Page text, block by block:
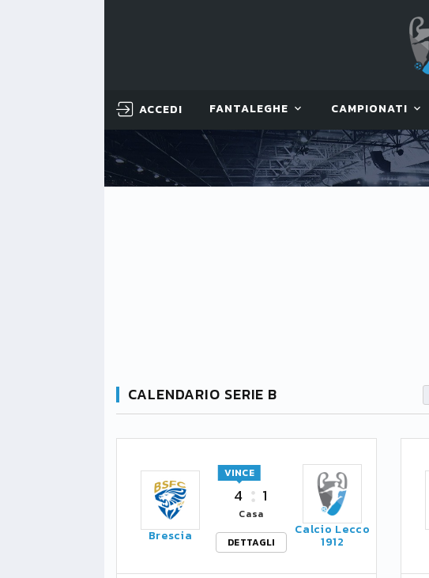
ACCEDI FANTALEGHE CAMPIONATI
CALENDARIO SERIE B
Brescia
4
VINCE
1
Casa
DETTAGLI
Calcio Lecco
1912